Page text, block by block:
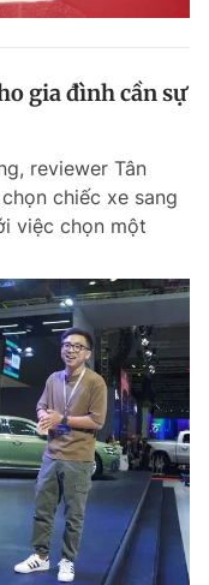
gia đình cần sự
reviewer Tân
chiếc xe sang
việc chọn một